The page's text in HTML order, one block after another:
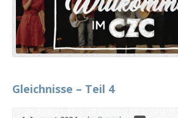
Gleichnisse – Teil 4